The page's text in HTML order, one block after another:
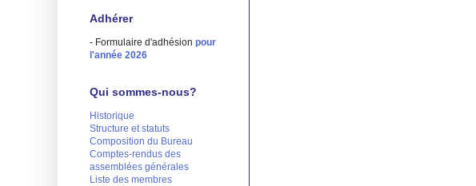
Adhérer
- Formulaire d'adhésion pour
l'année 2026
Qui sommes-nous?
Historique
Structure et statuts
Composition du Bureau
Comptes-rendus des
assemblées générales
Liste des membres